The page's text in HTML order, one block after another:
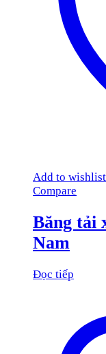
Add to wishlist
Compare
Băng tải
Nam
Đọc tiếp